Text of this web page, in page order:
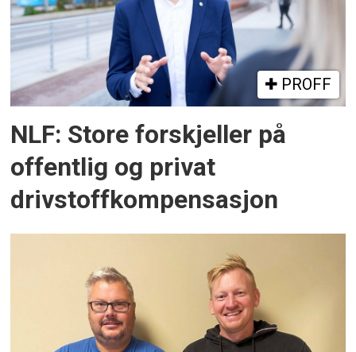
PROFF
NLF: Store forskjeller på
offentlig og privat
drivstoffkompensasjon